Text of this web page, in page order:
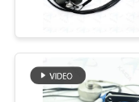
LA
QUALITÉ